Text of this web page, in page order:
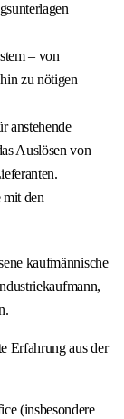
– von
zu nötigen
anstehende
Auslösen von
den
kaufmännische
Erfahrung aus der
(insbesondere